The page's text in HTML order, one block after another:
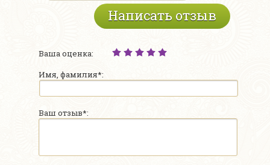
Написать отзыв
Ваша оценка:
Имя, фамилия*:
Ваш отзыв*: